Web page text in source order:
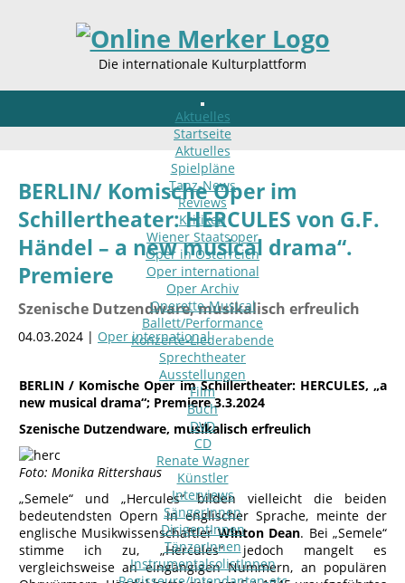
Die internationale Kulturplattform
Aktuelles
Startseite
Aktuelles
Spielpläne
Tanz-News
Reviews
Kritiken
Wiener Staatsoper
Oper in Österreich
Oper international
Oper Archiv
Operette-Musical
Ballett/Performance
Konzerte-Liederabende
Sprechtheater
Ausstellungen
Film
Buch
DVD
CD
Renate Wagner
Künstler
Interviews
SängerInnen
DirigentInnen
TänzerInnen
InstrumentalsolistInnen
BERLIN/ Komische Oper im
Schillertheater: HERCULES von G.F.
Händel – a new musical drama“.
Premiere
Szenische Dutzendware, musikalisch erfreulich
04.03.2024 | Oper international
BERLIN / Komische Oper im Schillertheater: HERCULES, „a
new musical drama“; Premiere 3.3.2024
Szenische Dutzendware, musikalisch erfreulich
Foto: Monika Rittershaus
„Semele“ und „Hercules“ bilden vielleicht die beiden
bedeutendsten Opern in englischer Sprache, meinte der
englische MusikwissenschaftlerWinton Dean. Bei „Semele“
stimme ich zu, „Hercules“ jedoch mangelt es
vergleichsweise an eingängigen Nummern, an populären